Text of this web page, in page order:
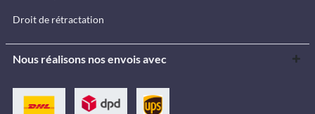
Droit de rétractation
Nous réalisons nos envois avec